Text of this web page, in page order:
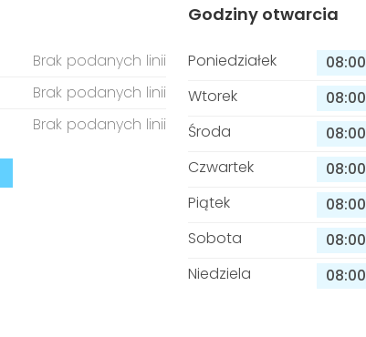
Brak podanych linii
Brak podanych linii
Brak podanych linii
Godziny otwarcia
Poniedziałek 08:00
Wtorek
08:00
Środa
08:00
Czwartek
08:00
Piątek
08:00
Sobota
08:00
Niedziela
08:00